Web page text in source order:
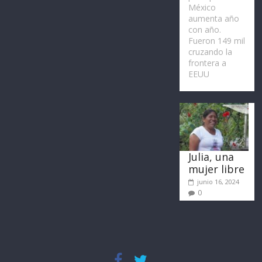
México
aumenta año
con año.
Fueron 149 mil
cruzando la
frontera a
EEUU
Julia, una
mujer libre
junio 16, 2024
0